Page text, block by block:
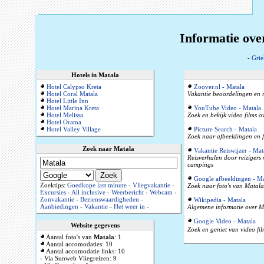
Informatie
-
Hotels in Matala
Hotel Calypso Kreta
Hotel Coral Matala
Hotel Little Inn
Hotel Marina Kreta
Hotel Melissa
Hotel Orama
Hotel Valley Village
Zoek naar Matala
Zoektips: Goedkope last minute- Vliegvakantie-
Excursies-All inclusive- Weerbericht- Webcam-
Zonvakantie- Bezienswaardigheden-
Aanbiedingen- Vakantie- Het weer in-
Website gegevens
Aantal foto's van Matala: 1
Aantal accomodaties: 10
Aantal accomodatie links: 10
- Via Sunweb Vliegreizen: 9
Zoover.nl - Matala
Vakantie beoordelingen en
YouTube Video - Matala
Zoek en bekijk video films
Picture Search - Matala
Zoek naar afbeeldingen en
Vakantie Reiswijzer -
Reisverhalen door reizigers
campings
Google afbeeldingen -
Zoek naar foto's van
Wikipedia - Matala
Algemene informatie over
Google Video - Matala
Zoek en geniet van video